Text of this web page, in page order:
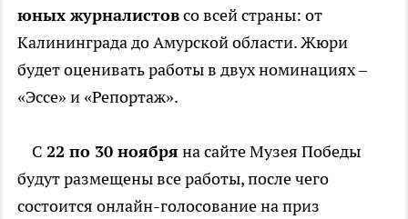
юных журналистовсо всей страны: от
Калининграда до Амурской области. Жюри
будет оценивать работы в двух номинациях –
«Эссе» и «Репортаж».
С 22 по 30 ноября на сайте Музея Победы
будут размещены все работы, после чего
состоится онлайн-голосование на приз